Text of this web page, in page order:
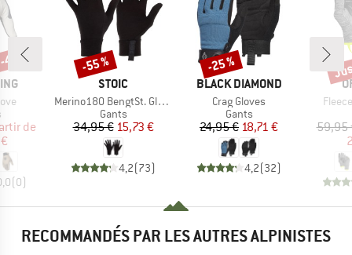
group
réduit
de
(0)
%
MARQUE
STOIC
Article
Merino180 BengtSt. Glove
Product group
Gants
Prix
34,95 €Prix réduit
15,73 €
4,2(73)
Remise
-55 %
MARQUE
BLACK DIAMOND
Article
Crag Gloves
Product group
Gants
Prix
24,95 €Prix réduit
18,71 €
4,2(32)
Remise
-25 %
Article
59,95
RECOMMANDÉS PAR LES AUTRES ALPINISTES